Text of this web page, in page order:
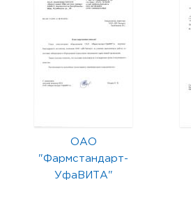
ОАО
"Фармстандарт-
УфаВИТА"